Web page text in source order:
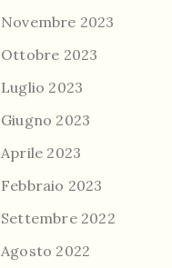
Novembre 2023
Ottobre 2023
Luglio 2023
Giugno 2023
Aprile 2023
Febbraio 2023
Settembre 2022
Agosto 2022